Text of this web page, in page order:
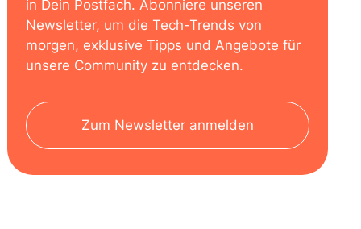
in Dein Postfach. Abonniere unseren
Newsletter, um die Tech-Trends von
morgen, exklusive Tipps und Angebote für
unsere Community zu entdecken.
Zum Newsletter anmelden